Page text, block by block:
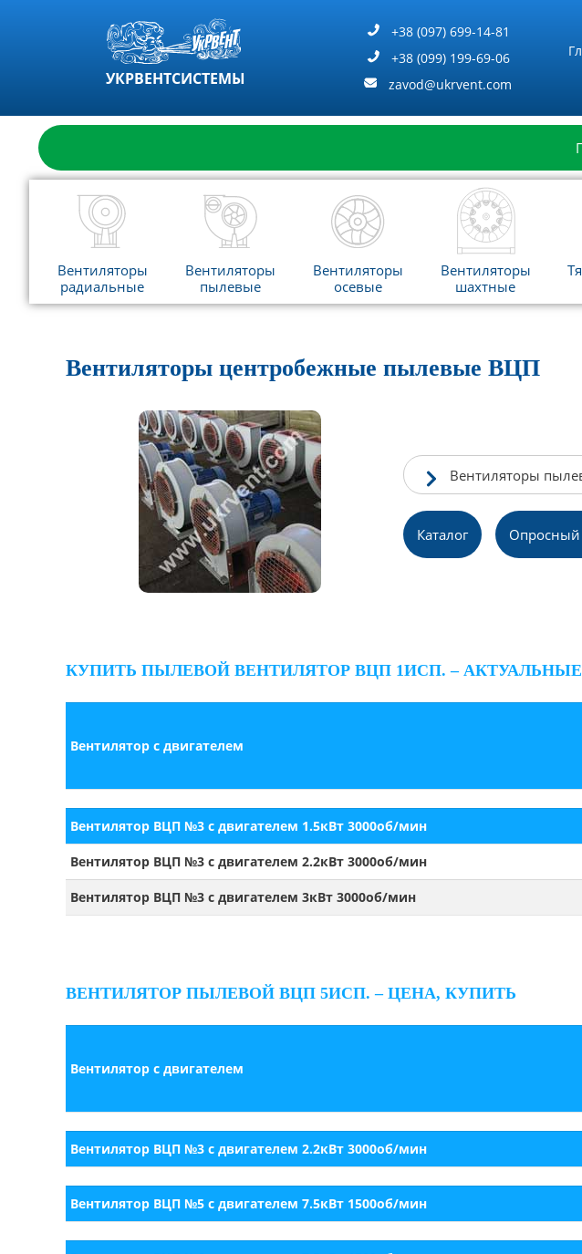
УКРВЕНТСИСТЕМЫ
+38 (097) 699-14-81
+38 (099) 199-69-06
zavod@ukrvent.com
Вентиляторы
радиальные
Вентиляторы
пылевые
Вентиляторы
осевые
Вентиляторы
шахтные
Вентиляторы центробежные пылевые ВЦП
Вентиляторы
Каталог Опpосный
КУПИТЬ ПЫЛЕВОЙ ВЕНТИЛЯТОР ВЦП 1ИСП. –
Вентилятор с двигателем
Вентилятор ВЦП №3 с двигателем 1.5кВт 3000об/мин
Вентилятор ВЦП №3 с двигателем 2.2кВт 3000об/мин
Вентилятор ВЦП №3 с двигателем 3кВт 3000об/мин
ВЕНТИЛЯТОР ПЫЛЕВОЙ ВЦП 5ИСП. – ЦЕНА, КУПИТЬ
Вентилятор с двигателем
Вентилятор ВЦП №3 с двигателем 2.2кВт 3000об/мин
Вентилятор ВЦП №5 с двигателем 7.5кВт 1500об/мин